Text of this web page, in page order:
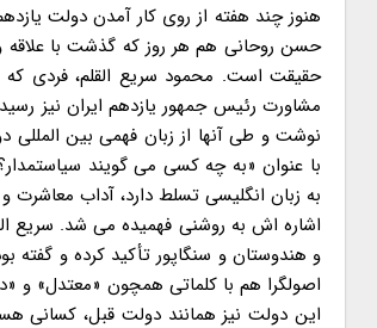
هنوز چند هفته از روی کار آمدن دولت
حسن روحانی هم هر روز که گذشت با
حقیقت است. محمود سریع القلم، فردی که
نوشت و طی آنها از زبان فهمی بین
با عنوان «به چه کسی می گویند
به زبان انگلیسی تسلط دارد، آداب
اشاره اش به روشنی فهمیده می شد. سریع
و هندوستان و سنگاپور تأکید کرده و گفته
اصولگرا هم با کلماتی همچون «معتدل» و
این دولت نیز همانند دولت قبل، کسانی